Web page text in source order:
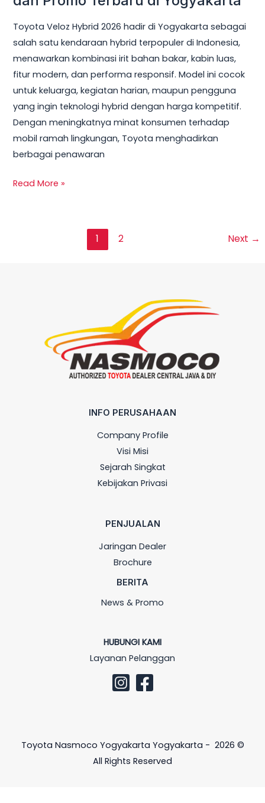
Toyota Veloz Hybrid 2026 hadir di Yogyakarta sebagai
salah satu kendaraan hybrid terpopuler di Indonesia,
menawarkan kombinasi irit bahan bakar, kabin luas,
fitur modern, dan performa responsif. Model ini cocok
untuk keluarga, kegiatan harian, maupun pengguna
yang ingin teknologi hybrid dengan harga kompetitif.
Dengan meningkatnya minat konsumen terhadap
mobil ramah lingkungan, Toyota menghadirkan
berbagai penawaran
Read More »
1 2 Next →
INFO PERUSAHAAN
Company Profile
Visi Misi
Sejarah Singkat
Kebijakan Privasi
PENJUALAN
Jaringan Dealer
Brochure
BERITA
News & Promo
HUBUNGI KAMI
Layanan Pelanggan
Toyota Nasmoco Yogyakarta Yogyakarta - 2026 ©
All Rights Reserved